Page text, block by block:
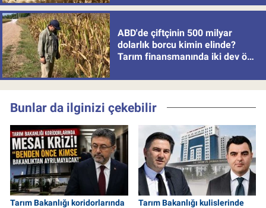
ABD'de çiftçinin 500 milyar
dolarlık borcu kimin elinde?
Tarım finansmanında iki dev öne
Bunlar da ilginizi çekebilir
Tarım Bakanlığı koridorlarında
Tarım Bakanlığı kulislerinde